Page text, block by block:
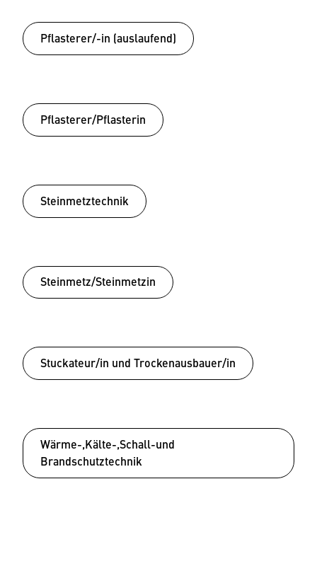
Pflasterer/-in (auslaufend)
Pflasterer/Pflasterin
Steinmetztechnik
Steinmetz/Steinmetzin
Stuckateur/in und Trockenausbauer/in
Wärme-,Kälte-,Schall-und
Brandschutztechnik